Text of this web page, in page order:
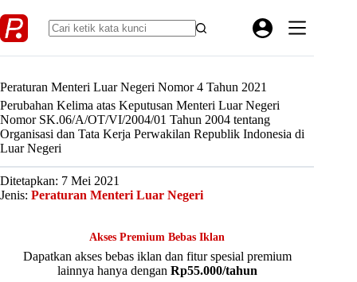
to
content
Peraturan Menteri Luar Negeri Nomor 4 Tahun 2021
Perubahan Kelima atas Keputusan Menteri Luar Negeri
Nomor SK.06/A/OT/VI/2004/01 Tahun 2004 tentang
Organisasi dan Tata Kerja Perwakilan Republik Indonesia di
Luar Negeri
Ditetapkan: 7 Mei 2021
Jenis: Peraturan Menteri Luar Negeri
Akses Premium Bebas Iklan
Dapatkan akses bebas iklan dan fitur spesial premium
lainnya hanya dengan Rp55.000/tahun